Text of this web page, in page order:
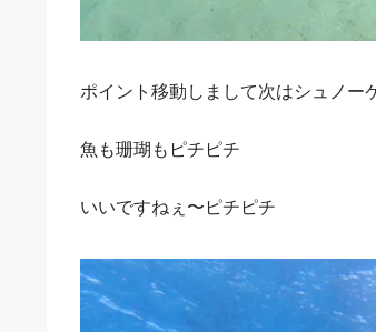
ポイント移動しまして次はシュノー
魚も珊瑚もピチピチ
いいですねぇ〜ピチピチ